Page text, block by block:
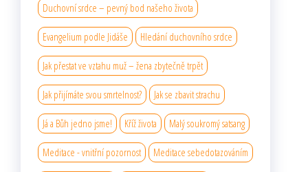
Duchovní srdce – pevný bod našeho života
Evangelium podle Jidáše Hledání duchovního srdce
Jak přestat ve vztahu muž – žena zbytečně trpět
Jak přijímáte svou smrtelnost? Jak se zbavit strachu
Já a Bůh jedno jsme! Kříž života Malý soukromý satsang
Meditace - vnitřní pozornost Meditace sebedotazováním